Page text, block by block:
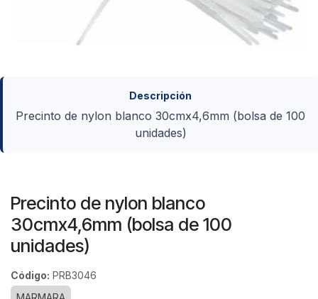
Descripción
Precinto de nylon blanco 30cmx4,6mm (bolsa de 100
unidades)
Precinto de nylon blanco
30cmx4,6mm (bolsa de 100
unidades)
Código: PRB3046